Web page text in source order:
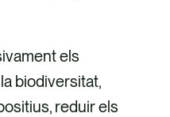
els
biodiversitat,
reduir els